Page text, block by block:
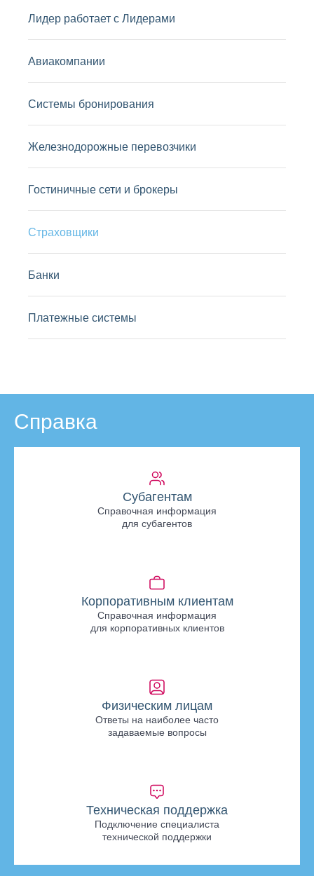
Лидер работает с Лидерами
Авиакомпании
Системы бронирования
Железнодорожные перевозчики
Гостиничные сети и брокеры
Страховщики
Банки
Платежные системы
Справка
Субагентам
Справочная информация
для субагентов
Корпоративным клиентам
Справочная информация
для корпоративных клиентов
Физическим лицам
Ответы на наиболее часто
задаваемые вопросы
Техническая поддержка
Подключение специалиста
технической поддержки